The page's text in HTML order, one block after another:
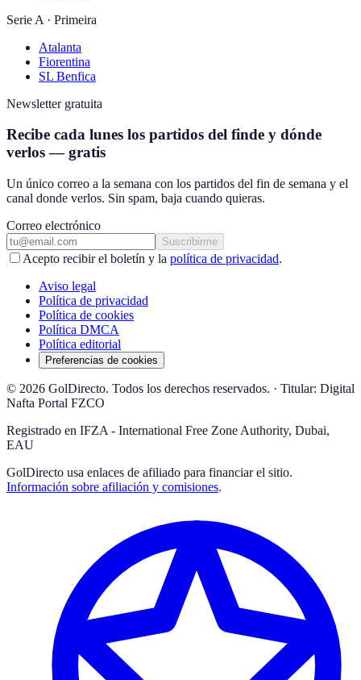
Serie A · Primeira
Atalanta
Fiorentina
SL Benfica
Newsletter gratuita
Recibe cada lunes los partidos del finde y dónde
verlos — gratis
Un único correo a la semana con los partidos del fin de semana y el
canal donde verlos. Sin spam, baja cuando quieras.
Correo electrónico
Suscribirme
Acepto recibir el boletín y la política de privacidad.
Aviso legal
Política de privacidad
Política de cookies
Política DMCA
Política editorial
Preferencias de cookies
© 2026 GolDirecto. Todos los derechos reservados. · Titular: Digital
Nafta Portal FZCO
Registrado en IFZA - International Free Zone Authority, Dubai,
EAU
GolDirecto usa enlaces de afiliado para financiar el sitio.
Información sobre afiliación y comisiones.